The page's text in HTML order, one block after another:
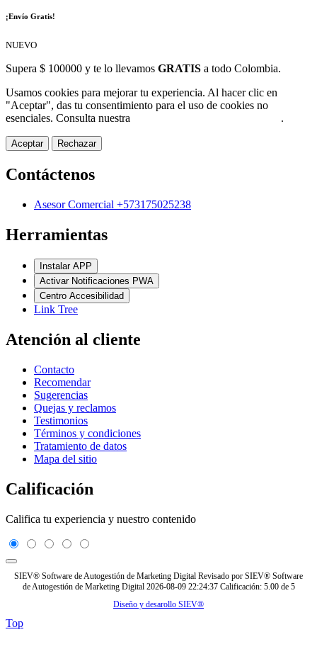
¡Envío Gratis!
NUEVO
Supera $ 100000 y te lo llevamos GRATIS a todo Colombia.
Usamos cookies para mejorar tu experiencia. Al hacer clic en
"Aceptar", das tu consentimiento para el uso de cookies no
esenciales. Consulta nuestra
.
Aceptar Rechazar
Contáctenos
Asesor Comercial +573175025238
Herramientas
Instalar APP
Activar Notificaciones PWA
Centro Accesibilidad
Link Tree
Atención al cliente
Contacto
Recomendar
Sugerencias
Quejas y reclamos
Testimonios
Términos y condiciones
Tratamiento de datos
Mapa del sitio
Calificación
Califica tu experiencia y nuestro contenido
SIEV® Software de Autogestión de Marketing Digital Revisado por SIEV® Software
de Autogestión de Marketing Digital 2026-08-09 22:24:37 Calificación: 5.00 de 5
Diseño y desarollo SIEV®
Top